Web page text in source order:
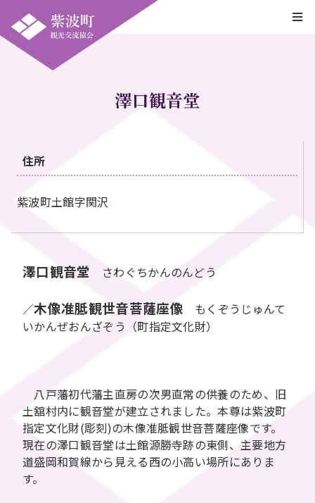
澤口観音堂
住所
紫波町土館字関沢
澤口観音堂 さわぐちかんのんどう
／木像准胝観世音菩薩座像 もくぞうじゅんて
いかんぜおんざぞう（町指定文化財）
八戸藩初代藩主直房の次男直常の供養のため、旧
土舘村内に観音堂が建立されました。本尊は紫波町
指定文化財(彫刻)の木像准胝観世音菩薩座像です。
現在の澤口観音堂は土館源勝寺跡の東側、主要地方
道盛岡和賀線から見える西の小高い場所にありま
す。